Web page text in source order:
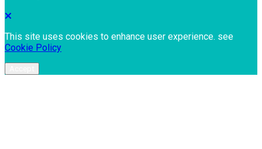
This site uses cookies to enhance user experience. see
Cookie Policy